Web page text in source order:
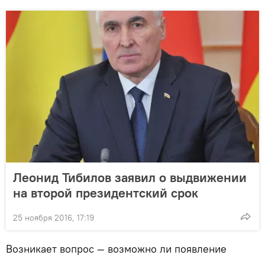
Леонид Тибилов заявил о выдвижении
на второй президентский срок
25 ноября 2016, 17:19
Возникает вопрос — возможно ли появление